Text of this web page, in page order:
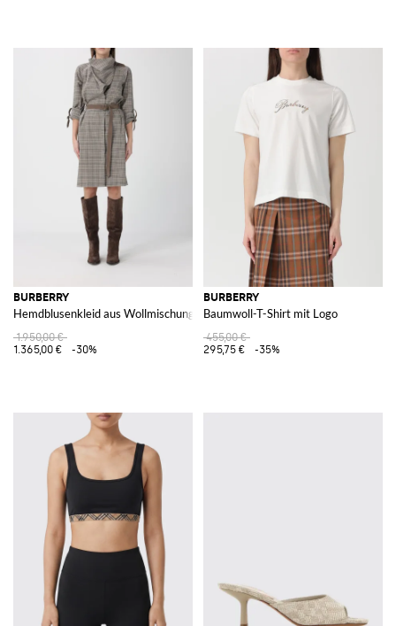
BURBERRY
Hemdblusenkleid aus Wollmischung
1.950,00 €
1.365,00 €
-30%
BURBERRY
Baumwoll-T-Shirt mit Logo
455,00 €
295,75 €
-35%